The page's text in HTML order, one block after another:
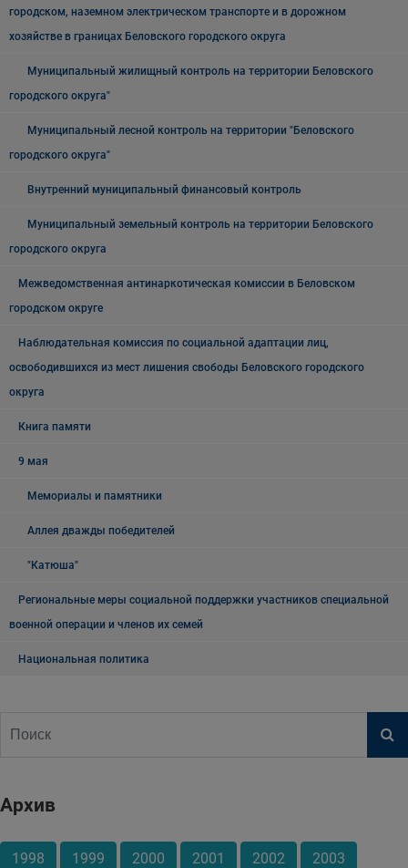
городском, наземном электрическом транспорте и в дорожном
хозяйстве в границах Беловского городского округа
Муниципальный жилищный контроль на территории Беловского
городского округа"
Муниципальный лесной контроль на территории "Беловского
городского округа"
Внутренний муниципальный финансовый контроль
Муниципальный земельный контроль на территории Беловского
городского округа
Межведомственная антинаркотическая комиссии в Беловском
городском округе
Наблюдательная комиссия по социальной адаптации лиц,
освободившихся из мест лишения свободы Беловского городского
округа
Книга памяти
9 мая
Мемориалы и памятники
Аллея дважды победителей
"Катюша"
Региональные меры социальной поддержки участников специальной
военной операции и членов их семей
Национальная политика
Архив
1998 1999 2000 2001 2002 2003